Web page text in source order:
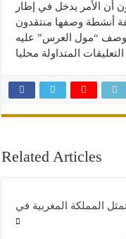
أن الأمر يدخل في إطار
أنشطة وصفها منتقدون
وصف “مول العرس” عليه
Related Articles